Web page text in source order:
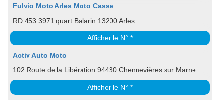
Fulvio Moto Arles Moto Casse
RD 453 3971 quart Balarin 13200 Arles
Afficher le N° *
Activ Auto Moto
102 Route de la Libération 94430 Chennevières sur Marne
Afficher le N° *